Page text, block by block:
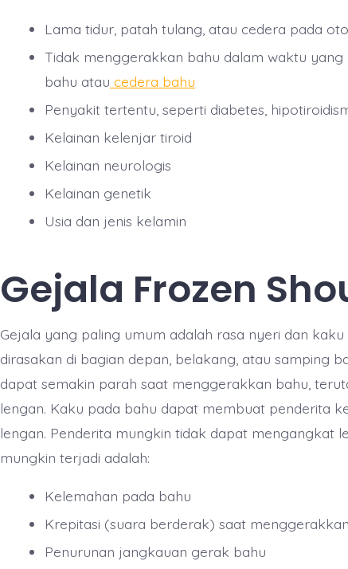
Lama tidur, patah tulang, atau cedera pada
Tidak menggerakkan bahu dalam waktu yang
bahu atau cedera bahu
Penyakit tertentu, seperti diabetes,
Kelainan kelenjar tiroid
Kelainan neurologis
Kelainan genetik
Usia dan jenis kelamin
Gejala Frozen
Gejala yang paling umum adalah rasa nyeri dan
dirasakan di bagian depan, belakang, atau samping
dapat semakin parah saat menggerakkan bahu,
lengan. Kaku pada bahu dapat membuat penderita
lengan. Penderita mungkin tidak dapat mengangkat
mungkin terjadi adalah:
Kelemahan pada bahu
Krepitasi (suara berderak) saat
Penurunan jangkauan gerak bahu